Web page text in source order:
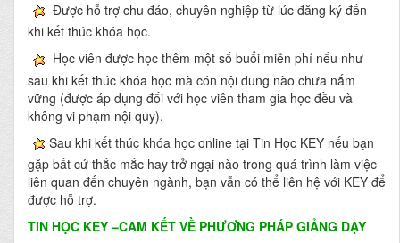
Được hỗ trợ chu đáo, chuyên nghiệp từ lúc đăng ký đến
khi kết thúc khóa học.
Học viên được học thêm một số buổi miễn phí nếu như
sau khi kết thúc khóa học mà cón nội dung nào chưa nắm
vững (được áp dụng đối với học viên tham gia học đều và
không vi phạm nội quy).
Sau khi kết thúc khóa học online tại Tin Học KEY nếu bạn
gặp bất cứ thắc mắc hay trở ngại nào trong quá trình làm việc
liên quan đến chuyên ngành, bạn vẫn có thể liên hệ với KEY để
được hỗ trợ.
TIN HỌC KEY–CAM KẾT VỀ PHƯƠNG PHÁP GIẢNG DẠY